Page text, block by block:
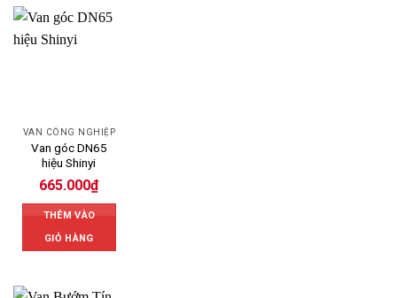
VAN CÔNG NGHIỆP
Van góc DN65
hiệu Shinyi
665.000₫
THÊM VÀO
GIỎ HÀNG